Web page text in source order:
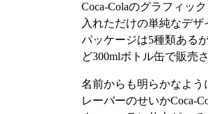
Coca-Colaのグラフィッ
入れただけの単純なデザ
パッケージは5種類ある
ど300mlボトル缶で販売
名前からも明らかなよう
レーバーのせいかCoca-